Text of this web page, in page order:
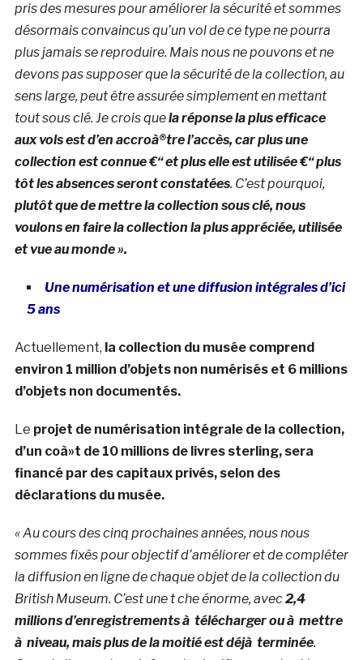
pris des mesures pour améliorer la sécurité et sommes
désormais convaincus qu’un vol de ce type ne pourra
plus jamais se reproduire. Mais nous ne pouvons et ne
devons pas supposer que la sécurité de la collection, au
sens large, peut être assurée simplement en mettant
tout sous clé. Je crois quela réponse la plus efficace
aux vols est d’en accroà®tre l’accès, car plus une
collection est connue €“ et plus elle est utilisée €“ plus
tôt les absences seront constatées. C’est pourquoi,
plutôt que de mettre la collection sous clé, nous
voulons en faire la collection la plus appréciée, utilisée
et vue au monde ».
Une numérisation et une diffusion intégrales d’ici
5 ans
Actuellement, la collection du musée comprend
environ 1 million d’objets non numérisés et 6 millions
d’objets non documentés.
Le projet de numérisation intégrale de la collection,
d’un coà»t de 10 millions de livres sterling, sera
financé par des capitaux privés, selon des
déclarations du musée.
« Au cours des cinq prochaines années, nous nous
sommes fixés pour objectif d’améliorer et de compléter
la diffusion en ligne de chaque objet de la collection du
British Museum. C’est une t che énorme, avec2,4
millions d’enregistrements à télécharger ou à mettre
à niveau, mais plus de la moitié est déjà terminée.